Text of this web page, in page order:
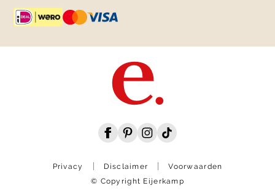
Privacy Disclaimer
Voorwaarden
© Copyright Eijerkamp